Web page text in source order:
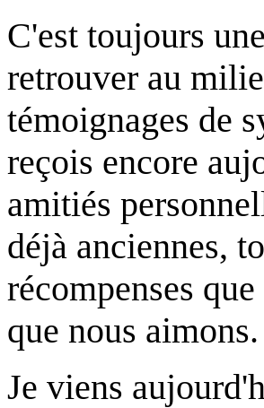
C'est toujours
retrouver au
témoignages de
reçois encore
amitiés
déjà anciennes,
récompenses
que nous aimons.
Je viens